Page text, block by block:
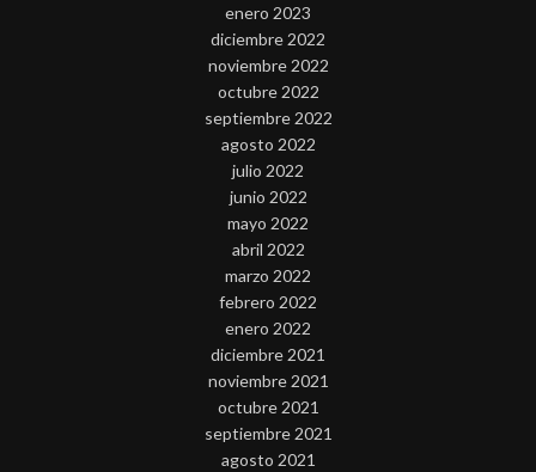
enero 2023
diciembre 2022
noviembre 2022
octubre 2022
septiembre 2022
agosto 2022
julio 2022
junio 2022
mayo 2022
abril 2022
marzo 2022
febrero 2022
enero 2022
diciembre 2021
noviembre 2021
octubre 2021
septiembre 2021
agosto 2021